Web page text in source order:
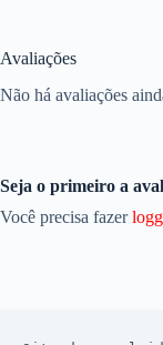
Avaliações
Não há avaliações
Seja o primeiro a
Você precisa fazer